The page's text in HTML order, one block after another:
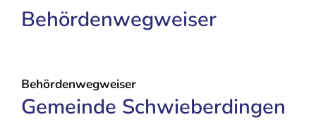
Behördenwegweiser
Behördenwegweiser
Gemeinde Schwieberdingen